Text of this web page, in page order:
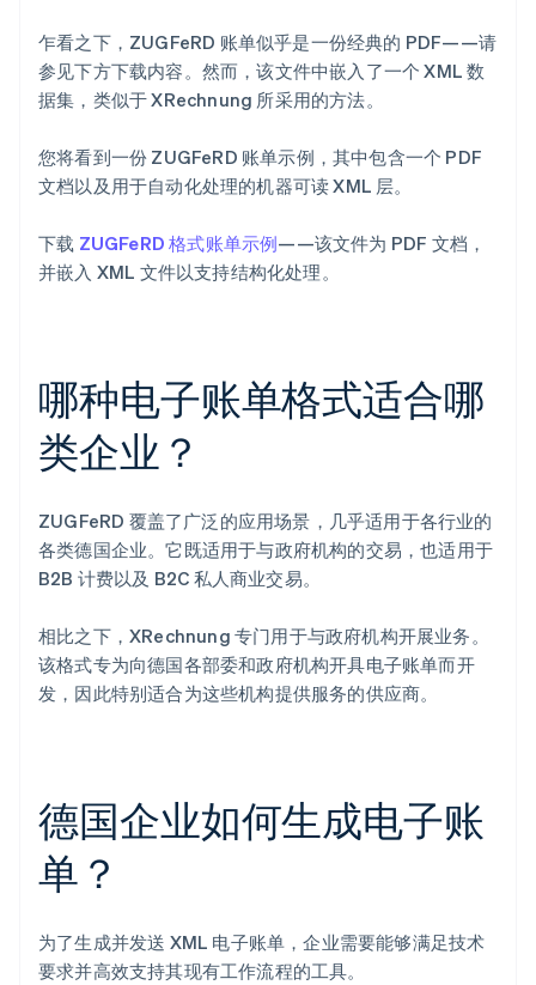
乍看之下，ZUGFeRD 账单似乎是一份经典的 PDF——请
参见下方下载内容。然而，该文件中嵌入了一个 XML 数
据集，类似于 XRechnung 所采用的方法。
您将看到一份 ZUGFeRD 账单示例，其中包含一个 PDF
文档以及用于自动化处理的机器可读 XML 层。
下载 ZUGFeRD 格式账单示例——该文件为 PDF 文档，
并嵌入 XML 文件以支持结构化处理。
哪种电子账单格式适合哪
类企业？
ZUGFeRD 覆盖了广泛的应用场景，几乎适用于各行业的
各类德国企业。它既适用于与政府机构的交易，也适用于
B2B 计费以及 B2C 私人商业交易。
相比之下，XRechnung 专门用于与政府机构开展业务。
该格式专为向德国各部委和政府机构开具电子账单而开
发，因此特别适合为这些机构提供服务的供应商。
德国企业如何生成电子账
单？
为了生成并发送 XML 电子账单，企业需要能够满足技术
要求并高效支持其现有工作流程的工具。